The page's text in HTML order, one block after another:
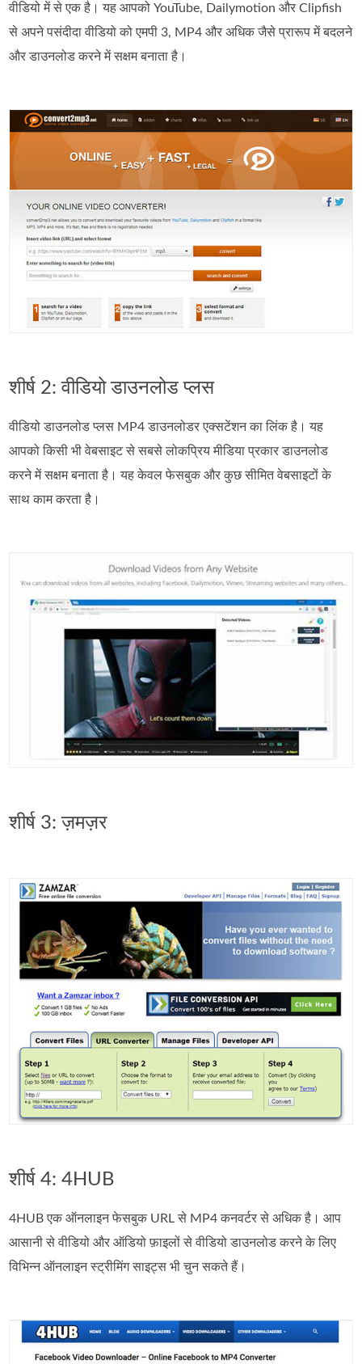
वीडियो में से एक है। यह आपको YouTube, Dailymotion और Clipfish
से अपने पसंदीदा वीडियो को एमपी 3, MP4 और अधिक जैसे प्रारूप में बदलने
और डाउनलोड करने में सक्षम बनाता है।
शीर्ष 2: वीडियो डाउनलोड प्लस
वीडियो डाउनलोड प्लस MP4 डाउनलोडर एक्सटेंशन का लिंक है। यह
आपको किसी भी वेबसाइट से सबसे लोकप्रिय मीडिया प्रकार डाउनलोड
करने में सक्षम बनाता है। यह केवल फेसबुक और कुछ सीमित वेबसाइटों के
साथ काम करता है।
शीर्ष 3: ज़मज़र
शीर्ष 4: 4HUB
4HUB एक ऑनलाइन फेसबुक URL से MP4 कनवर्टर से अधिक है। आप
आसानी से वीडियो और ऑडियो फ़ाइलों से वीडियो डाउनलोड करने के लिए
विभिन्न ऑनलाइन स्ट्रीमिंग साइट्स भी चुन सकते हैं।